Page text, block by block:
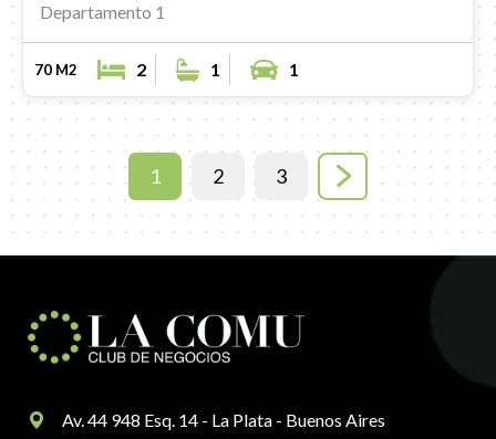
Departamento 1
70 M2 2 1 1
1 2 3
Av. 44 948 Esq. 14 - La Plata - Buenos Aires